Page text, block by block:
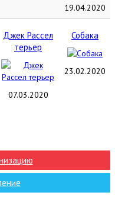
19.04.2020
Джек Рассел
терьер
07.03.2020
Собака
23.02.2020